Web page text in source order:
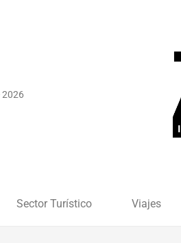
2026
Sector Turístico Viajes